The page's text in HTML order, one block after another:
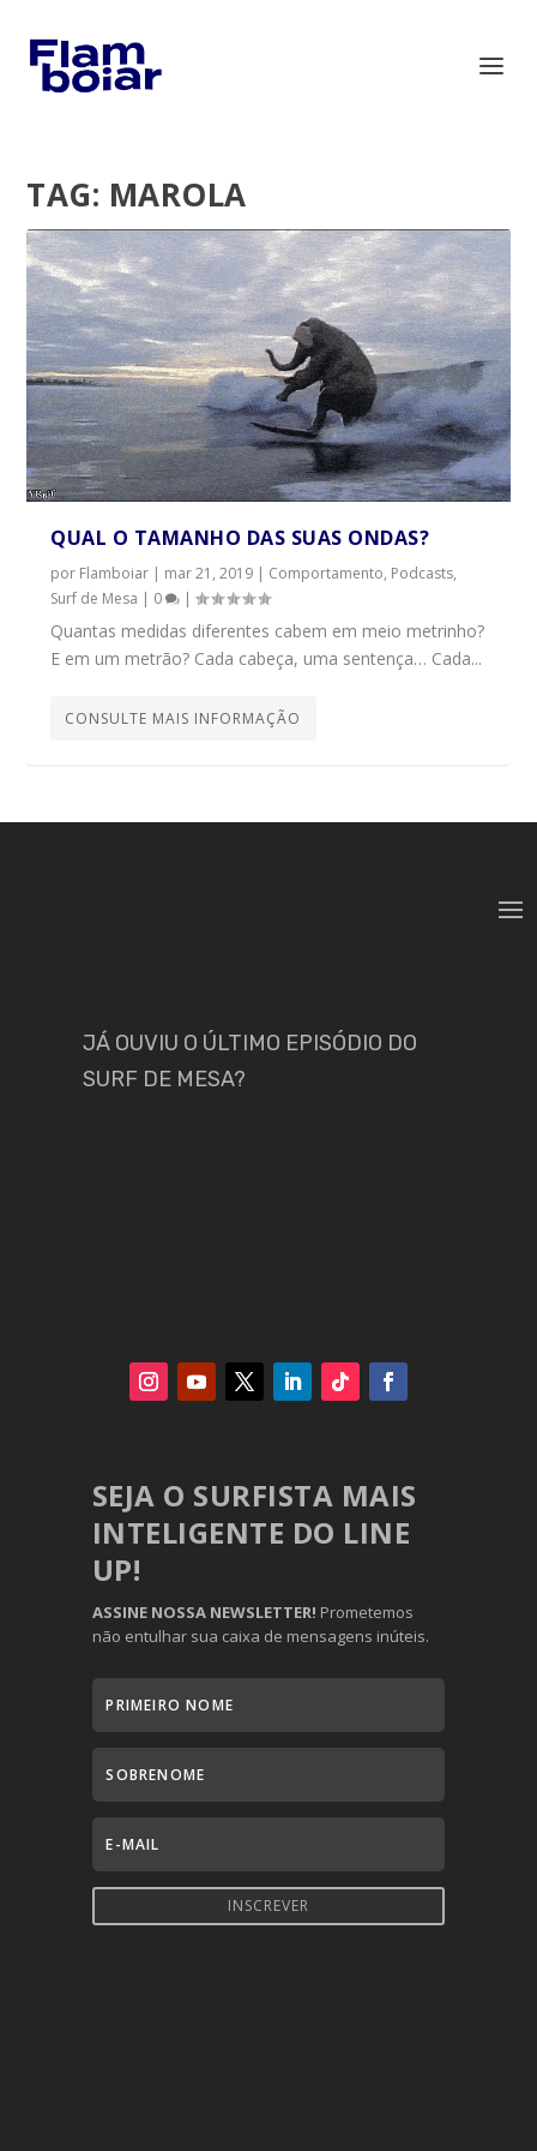
TAG: MAROLA
QUAL O TAMANHO DAS SUAS ONDAS?
por Flamboiar | mar 21, 2019 | Comportamento, Podcasts,
Surf de Mesa | 0 |
Quantas medidas diferentes cabem em meio metrinho?
E em um metrão? Cada cabeça, uma sentença… Cada...
CONSULTE MAIS INFORMAÇÃO
JÁ OUVIU O ÚLTIMO EPISÓDIO DO
SURF DE MESA?
SEJA O SURFISTA MAIS
INTELIGENTE DO LINE
UP!
ASSINE NOSSA NEWSLETTER! Prometemos
não entulhar sua caixa de mensagens inúteis.
INSCREVER